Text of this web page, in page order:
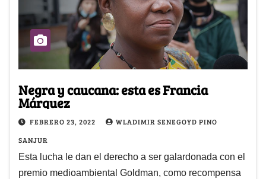
Negra y caucana: esta es Francia
Márquez
FEBRERO 23, 2022
WLADIMIR SENEGOYD PINO
SANJUR
Esta lucha le dan el derecho a ser galardonada con el
premio medioambiental Goldman, como recompensa